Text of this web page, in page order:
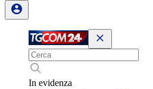
In evidenza